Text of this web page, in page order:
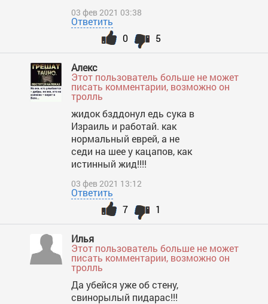
03 фев 2021 03:38
Ответить
5
0
Алекс
Этот пользователь больше не может
писать комментарии, возможно он
тролль
жидок бзддонул едь сука в
Израиль и работай. как
нормальный еврей, а не
седи на шее у кацапов, как
истинный жид!!!!
03 фев 2021 13:12
Ответить
1
7
Илья
Этот пользователь больше не может
писать комментарии, возможно он
тролль
Да убейся уже об стену,
свинорылый пидарас!!!